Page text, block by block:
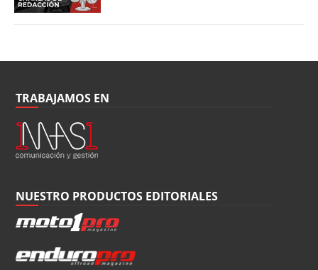
TRABAJAMOS EN
NUESTRO PRODUCTOS EDITORIALES